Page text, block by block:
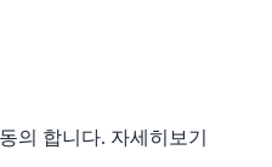
의 합니다. 자세히보기